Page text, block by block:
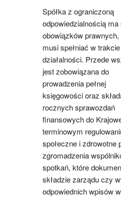
Spółka z ograniczoną
odpowiedzialnością ma
obowiązków prawnych,
musi spełniać w
działalności. Przede
jest zobowiązana do
prowadzenia pełnej
księgowości oraz
rocznych sprawozdań
finansowych do
terminowym
społeczne i zdrowotne
zgromadzenia
spotkań, które
składzie zarządu czy
odpowiednich wpisów